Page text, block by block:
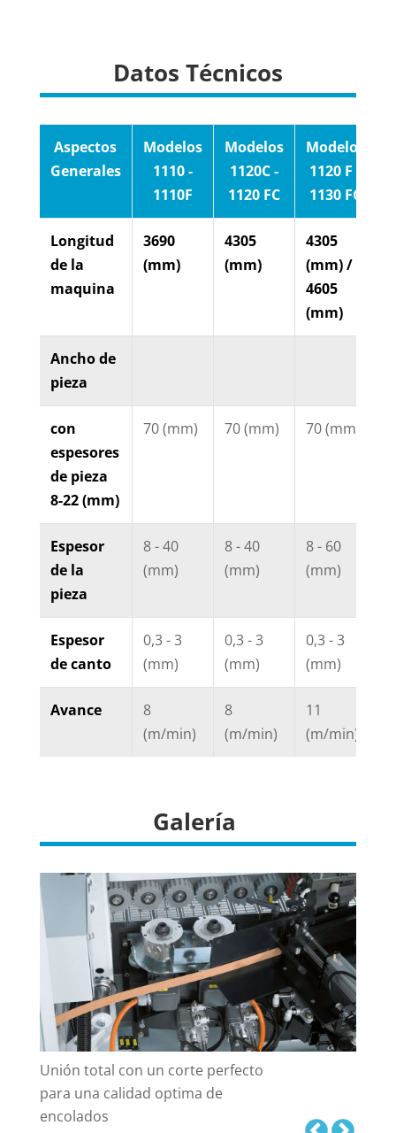
Datos Técnicos
Aspectos
Generales
Modelos
1110 -
1110F
Modelos
1120C -
1120 FC
Modelos
1120 F -
1130 FC
Longitud
de la
maquina
3690
(mm)
4305
(mm)
4305
(mm) /
4605
(mm)
Ancho de
pieza
con
espesores
de pieza
8-22 (mm)
70 (mm) 70 (mm) 70 (mm)
Espesor
de la
pieza
8 - 40
(mm)
8 - 40
(mm)
8 - 60
(mm)
Espesor
de canto
0,3 - 3
(mm)
0,3 - 3
(mm)
0,3 - 3
(mm)
Avance
8
(m/min)
8
(m/min)
11
(m/min)
Galería
Unión total con un corte perfecto
para una calidad optima de
encolados